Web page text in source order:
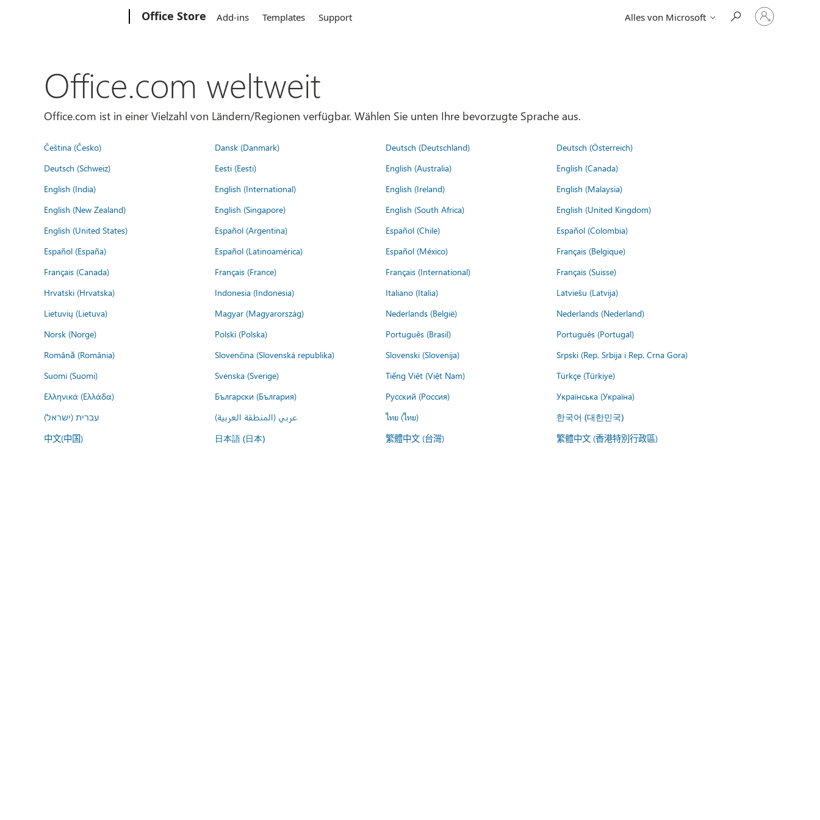
Office Store Add-ins Templates Support Alles von Microsoft
Bei
Ihrem
Konto
Office.com weltweit
Office.com ist in einer Vielzahl von Ländern/Regionen verfügbar. Wählen Sie unten Ihre bevorzugte Sprache aus.
Čeština (Česko) Dansk (Danmark) Deutsch (Deutschland)
Deutsch (Österreich)
Deutsch (Schweiz)
Eesti (Eesti) English (Australia)
English (Canada)
English (India)
English (International) English (Ireland)
English (Malaysia)
English (New Zealand)
English (Singapore) English (South Africa)
English (United Kingdom)
English (United States)
Español (Argentina) Español (Chile)
Español (Colombia)
Español (España)
Español (Latinoamérica) Español (México)
Français (Belgique)
Français (Canada)
Français (France) Français (International)
Français (Suisse)
Hrvatski (Hrvatska)
Indonesia (Indonesia) Italiano (Italia)
Latviešu (Latvija)
Lietuvių (Lietuva)
Magyar (Magyarország) Nederlands (België)
Nederlands (Nederland)
Norsk (Norge)
Polski (Polska) Português (Brasil)
Português (Portugal)
Română (România)
Slovenčina (Slovenská republika) Slovenski (Slovenija)
Srpski (Rep. Srbija i Rep. Crna Gora)
Suomi (Suomi)
Svenska (Sverige) Tiếng Việt (Việt Nam)
Türkçe (Türkiye)
Ελληνικά (Ελλάδα)
Български (България) Русский (Россия)
Українська (Україна)
עברית (ישראל)
عربي (المنطقة العربية) ไทย (ไทย) 한국어 (대한민국)
中文(中国) 日本語 (日本) 繁體中文 (台灣) 繁體中文 (香港特別行政區)